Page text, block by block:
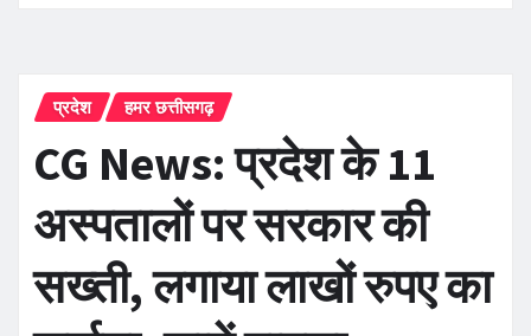
प्रदेश हमर छत्तीसगढ़
CG News: प्रदेश के 11
अस्पतालों पर सरकार की
सख्ती, लगाया लाखों रुपए का